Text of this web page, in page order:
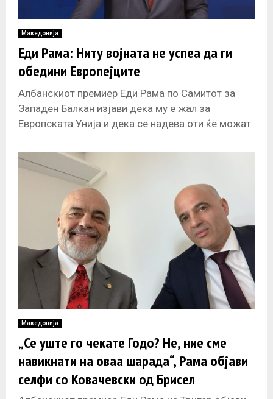
Македонија
Еди Рама: Ниту војната не успеа да ги
обедини Европејците
Албанскиот премиер Еди Рама по Самитот за
Западен Балкан изјави дека му е жал за
Европската Унија и дека се надева оти ќе можат
Македонија
„Се уште го чекате Годо? Не, ние сме
навикнати на оваа шарада“, Рама објави
селфи со Ковачевски од Брисел